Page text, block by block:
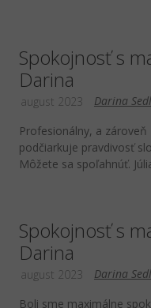
Spokojnosť s
Darina
Darina
august 2023
Profesionálny, a
podčiarkuje pravdivosť
Môžete sa spoľahnúť.
Spokojnosť s
Darina
Darina
august 2023
Boli sme maximálne